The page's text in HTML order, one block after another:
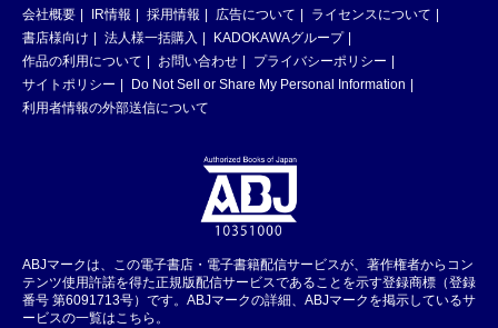
会社概要 IR情報 採用情報 広告について
ライセンスについて
書店様向け
法人様一括購入
KADOKAWAグループ
作品の利用について
お問い合わせ
プライバシーポリシー
サイトポリシー
Do Not Sell or Share My Personal Information
利用者情報の外部送信について
ABJマークは、この電子書店・電子書籍配信サービスが、著作権者からコン
テンツ使用許諾を得た正規版配信サービスであることを示す登録商標（登録
番号 第6091713号）です。ABJマークの詳細、ABJマークを掲示しているサ
ービスの一覧はこちら。